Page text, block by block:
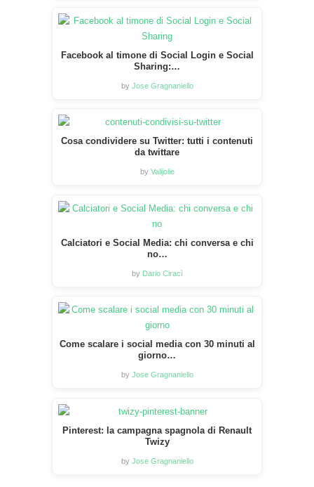
Facebook al timone di Social Login e Social
Sharing:…
by Jose Gragnaniello
Cosa condividere su Twitter: tutti i contenuti
da twittare
by Valijolie
Calciatori e Social Media: chi conversa e chi
no…
by Dario Ciracì
Come scalare i social media con 30 minuti al
giorno…
by Jose Gragnaniello
Pinterest: la campagna spagnola di Renault
Twizy
by Jose Gragnaniello